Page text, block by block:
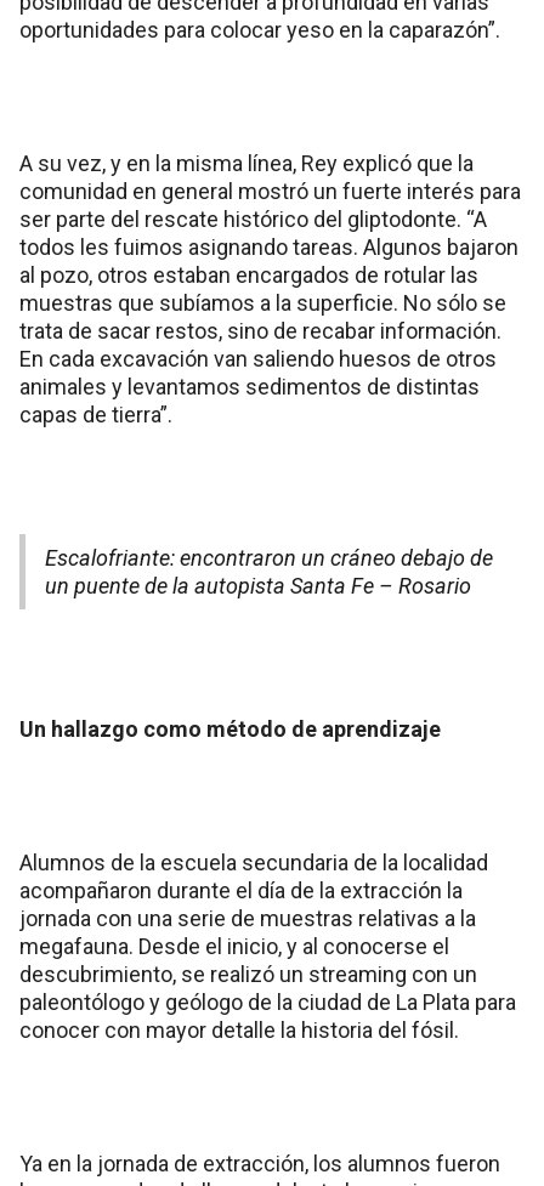
oportunidades para colocar yeso en la caparazón”.
A su vez, y en la misma línea, Rey explicó que la
comunidad en general mostró un fuerte interés para
ser parte del rescate histórico del gliptodonte. “A
todos les fuimos asignando tareas. Algunos bajaron
al pozo, otros estaban encargados de rotular las
muestras que subíamos a la superficie. No sólo se
trata de sacar restos, sino de recabar información.
En cada excavación van saliendo huesos de otros
animales y levantamos sedimentos de distintas
capas de tierra”.
Escalofriante: encontraron un cráneo debajo de
un puente de la autopista Santa Fe – Rosario
Un hallazgo como método de aprendizaje
Alumnos de la escuela secundaria de la localidad
acompañaron durante el día de la extracción la
jornada con una serie de muestras relativas a la
megafauna. Desde el inicio, y al conocerse el
descubrimiento, se realizó un streaming con un
paleontólogo y geólogo de la ciudad de La Plata para
conocer con mayor detalle la historia del fósil.
Ya en la jornada de extracción, los alumnos fueron